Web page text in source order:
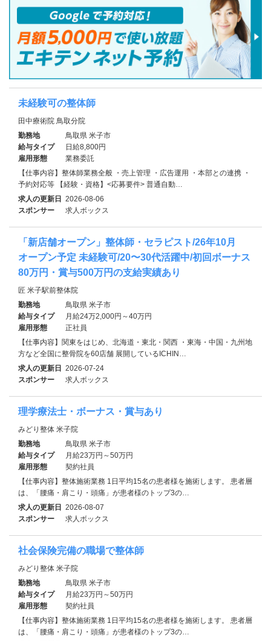
未経験可の整体師
田中療術院 鳥取分院
勤務地
鳥取県 米子市
給与タイプ
日給8,800円
雇用形態
業務委託
【仕事内容】整体師業務全般 ・売上管理 ・広告運用 ・本部との連携 ・
予約対応等 【経験・資格】<応募要件> 普通自動…
求人の更新日 2026-08-06
スポンサー
求人ボックス
「新店舗オープン」整体師・セラピスト/26年10月
オープン予定 未経験可/20〜30代活躍中/初回ボーナス
80万円・賞与500万円の支給実績あり
匠 米子駅前整体院
勤務地
鳥取県 米子市
給与タイプ
月給24万2,000円～40万円
雇用形態
正社員
【仕事内容】関東をはじめ、北海道・東北・関西 ・東海・中国・九州地
方など全国に整骨院を60店舗 展開しているICHIN…
求人の更新日 2026-07-24
スポンサー
求人ボックス
理学療法士・ボーナス・賞与あり
みどり整体 米子院
勤務地
鳥取県 米子市
給与タイプ
月給23万円～50万円
雇用形態
契約社員
【仕事内容】整体施術業務 1日平均15名の患者様を施術します。 患者層
は、「腰痛・肩こり・頭痛」が患者様のトップ3の…
求人の更新日 2026-08-07
スポンサー
求人ボックス
社会保険完備の職場で整体師
みどり整体 米子院
勤務地
鳥取県 米子市
給与タイプ
月給23万円～50万円
雇用形態
契約社員
【仕事内容】整体施術業務 1日平均15名の患者様を施術します。 患者層
は、「腰痛・肩こり・頭痛」が患者様のトップ3の…